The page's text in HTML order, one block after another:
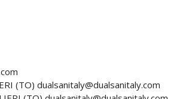
(TO) dualsanitaly@dualsanitaly.com